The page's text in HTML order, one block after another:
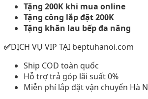
Tặng 200K khi mua online
Tặng công lắp đặt 200K
Tặng khăn lau bếp đa năng
✅DỊCH VỤ VIP TẠI beptuhanoi.com
Ship COD toàn quốc
Hỗ trợ trả góp lãi suất 0%
Miễn phí lắp đặt vận chuyển Hà